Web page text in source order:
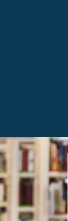
n
t
e
n
i
d